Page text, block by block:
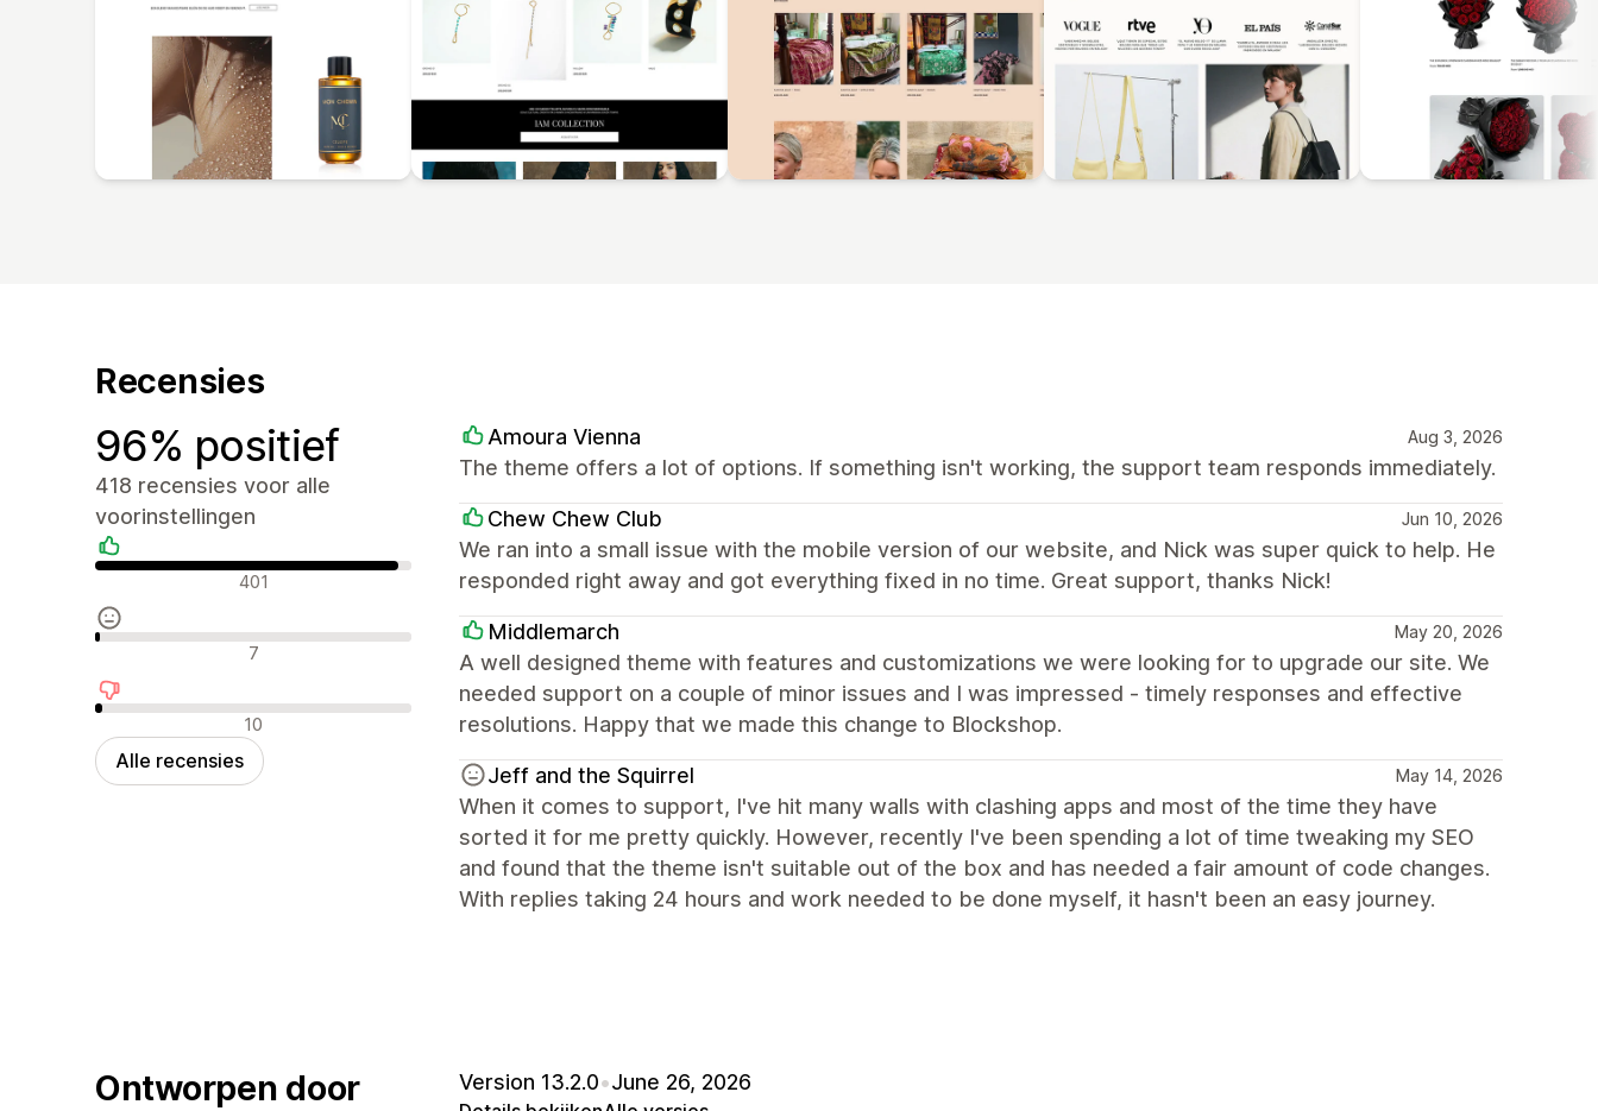
Recensies
96% positief
418 recensies voor alle
voorinstellingen
Positieve recensies
401
Neutrale recensies7
Negatieve recensies
10
Alle recensies
Amoura Vienna Aug 3, 2026
The theme offers a lot of options. If something isn't working, the support team responds immediately.
Chew Chew Club Jun 10, 2026
We ran into a small issue with the mobile version of our website, and Nick was super quick to help. He
responded right away and got everything fixed in no time. Great support, thanks Nick!
Middlemarch May 20, 2026
A well designed theme with features and customizations we were looking for to upgrade our site. We
needed support on a couple of minor issues and I was impressed - timely responses and effective
resolutions. Happy that we made this change to Blockshop.
Jeff and the Squirrel May 14, 2026
When it comes to support, I've hit many walls with clashing apps and most of the time they have
sorted it for me pretty quickly. However, recently I've been spending a lot of time tweaking my SEO
and found that the theme isn't suitable out of the box and has needed a fair amount of code changes.
With replies taking 24 hours and work needed to be done myself, it hasn't been an easy journey.
Ontworpen door
Version 13.2.0•June 26, 2026